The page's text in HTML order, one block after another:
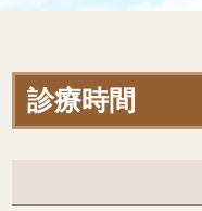
診療時間